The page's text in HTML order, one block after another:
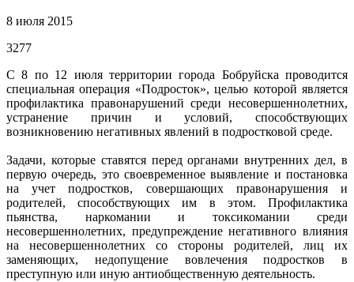
8 июля 2015
3277
С 8 по 12 июля территории города Бобруйска проводится
специальная операция «Подросток», целью которой является
профилактика правонарушений среди несовершеннолетних,
устранение причин и условий, способствующих
возникновению негативных явлений в подростковой среде.
Задачи, которые ставятся перед органами внутренних дел, в
первую очередь, это своевременное выявление и постановка
на учет подростков, совершающих правонарушения и
родителей, способствующих им в этом. Профилактика
пьянства, наркомании и токсикомании среди
несовершеннолетних, предупреждение негативного влияния
на несовершеннолетних со стороны родителей, лиц их
заменяющих, недопущение вовлечения подростков в
преступную или иную антиобщественную деятельность.